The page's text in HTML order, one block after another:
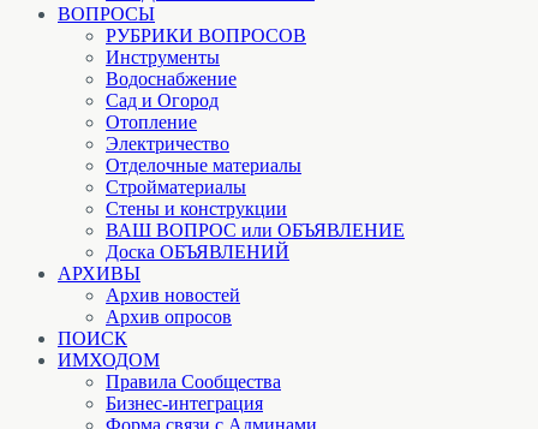
ВОПРОСЫ
РУБРИКИ ВОПРОСОВ
Инструменты
Водоснабжение
Сад и Огород
Отопление
Электричество
Отделочные материалы
Стройматериалы
Стены и конструкции
ВАШ ВОПРОС или ОБЪЯВЛЕНИЕ
Доска ОБЪЯВЛЕНИЙ
АРХИВЫ
Архив новостей
Архив опросов
ПОИСК
ИМХОДОМ
Правила Сообщества
Бизнес-интеграция
Форма связи с Админами